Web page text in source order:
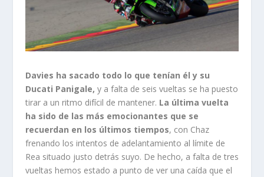
Davies ha sacado todo lo que tenían él y su
Ducati Panigale, y a falta de seis vueltas se ha puesto
tirar a un ritmo difícil de mantener. La última vuelta
ha sido de las más emocionantes que se
recuerdan en los últimos tiempos, con Chaz
frenando los intentos de adelantamiento al límite de
Rea situado justo detrás suyo. De hecho, a falta de tres
vueltas hemos estado a punto de ver una caída que el